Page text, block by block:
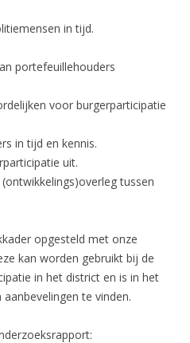
in tijd.
portefeuillehouders
voor burgerparticipatie
in tijd en kennis.
uit.
tussen
opgesteld met onze
kan worden gebruikt bij de
in het district en is in het
te vinden.